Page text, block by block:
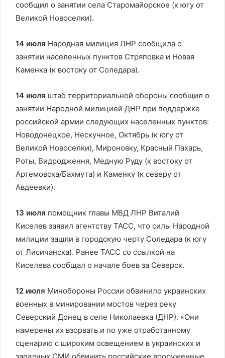
сообщил о занятии села Старомайорское (к югу от
Великой Новоселки).
14 июля Народная милиция ЛНР сообщила о
занятии населенных пунктов Стряповка и Новая
Каменка (к востоку от Соледара).
14 июля штаб территориальной обороны сообщил о
занятии Народной милицией ДНР при поддержке
российской армии следующих населенных пунктов:
Новодонецкое, Нескучное, Октябрь (к югу от
Великой Новоселки), Мироновку, Красный Пахарь,
Роты, Видродження, Медную Руду (к востоку от
Артемовска/Бахмута) и Каменку (к северу от
Авдеевки).
13 июля помощник главы МВД ЛНР Виталий
Киселев заявил агентству ТАСС, что силы Народной
милиции зашли в городскую черту Соледара (к югу
от Лисичанска). Ранее ТАСС со ссылкой на
Киселева сообщал о начале боев за Северск.
12 июля Минобороны России обвинило украинских
военных в минировании мостов через реку
Северский Донец в селе Николаевка (ДНР). «Они
намерены их взорвать и по уже отработанному
сценарию с широким освещением в украинских и